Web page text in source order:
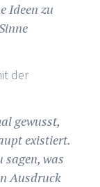
Ideen zu
der
gewusst,
existiert.
was
Ausdruck